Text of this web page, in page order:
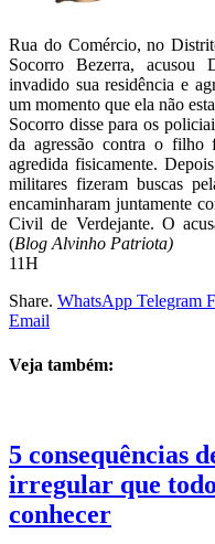
Rua do Comércio, no
Socorro Bezerra,
invadido sua residência e
um momento que ela não
Socorro disse para os
da agressão contra o filho
agredida fisicamente.
militares fizeram buscas
encaminharam juntamente
Civil de Verdejante. O
(Blog Alvinho Patriota)
11H
Share. WhatsApp Telegram
Email
Veja também:
5 consequências
irregular que
conhecer